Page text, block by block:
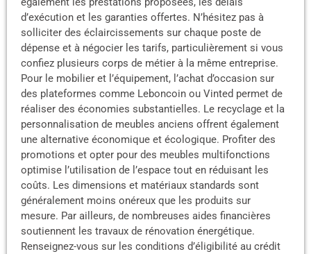
d’exécution et les garanties offertes. N’hésitez pas à
solliciter des éclaircissements sur chaque poste de
dépense et à négocier les tarifs, particulièrement si vous
confiez plusieurs corps de métier à la même entreprise.
Pour le mobilier et l’équipement, l’achat d’occasion sur
des plateformes comme Leboncoin ou Vinted permet de
réaliser des économies substantielles. Le recyclage et la
personnalisation de meubles anciens offrent également
une alternative économique et écologique. Profiter des
promotions et opter pour des meubles multifonctions
optimise l’utilisation de l’espace tout en réduisant les
coûts. Les dimensions et matériaux standards sont
généralement moins onéreux que les produits sur
mesure. Par ailleurs, de nombreuses aides financières
soutiennent les travaux de rénovation énergétique.
Renseignez-vous sur les conditions d’éligibilité au crédit